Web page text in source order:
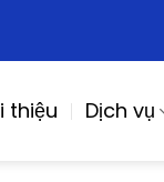
thiệu Dịch vụ